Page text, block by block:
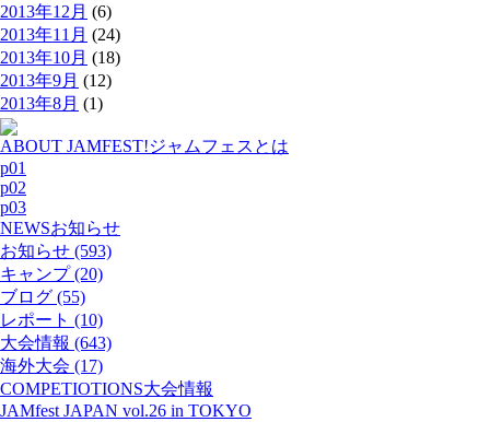
2013年12月 (6)
2013年11月 (24)
2013年10月 (18)
2013年9月 (12)
2013年8月 (1)
ABOUT JAMFEST!ジャムフェスとは
p01
p02
p03
NEWSお知らせ
お知らせ (593)
キャンプ (20)
ブログ (55)
レポート (10)
大会情報 (643)
海外大会 (17)
COMPETIOTIONS大会情報
JAMfest JAPAN vol.26 in TOKYO